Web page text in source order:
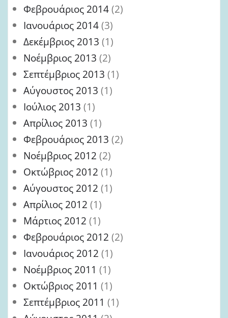
Φεβρουάριος 2014(2)
Ιανουάριος 2014(3)
Δεκέμβριος 2013 (1)
Νοέμβριος 2013 (2)
Σεπτέμβριος 2013 (1)
Αύγουστος 2013 (1)
Ιούλιος 2013 (1)
Απρίλιος 2013 (1)
Φεβρουάριος 2013 (2)
Νοέμβριος 2012 (2)
Οκτώβριος 2012 (1)
Αύγουστος 2012 (1)
Απρίλιος 2012 (1)
Μάρτιος 2012 (1)
Φεβρουάριος 2012 (2)
Ιανουάριος 2012 (1)
Νοέμβριος 2011 (1)
Οκτώβριος 2011 (1)
Σεπτέμβριος 2011 (1)